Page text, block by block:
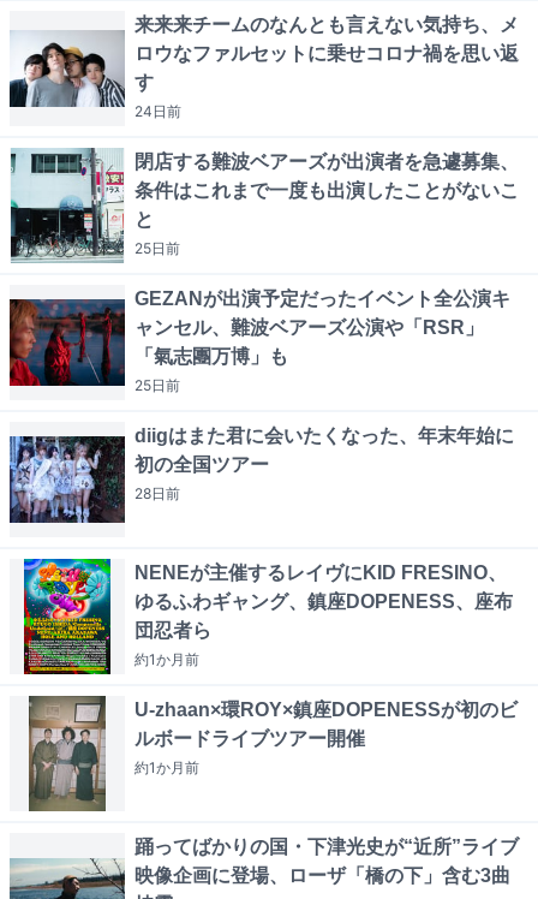
来来来チームのなんとも言えない気持ち、メ
ロウなファルセットに乗せコロナ禍を思い返
す
24日前
閉店する難波ベアーズが出演者を急遽募集、
条件はこれまで一度も出演したことがないこ
と
25日前
GEZANが出演予定だったイベント全公演キ
ャンセル、難波ベアーズ公演や「RSR」
「氣志團万博」も
25日前
diigはまた君に会いたくなった、年末年始に
初の全国ツアー
28日前
NENEが主催するレイヴにKID FRESINO、
ゆるふわギャング、鎮座DOPENESS、座布
団忍者ら
約1か月前
U-zhaan×環ROY×鎮座DOPENESSが初のビ
ルボードライブツアー開催
約1か月前
踊ってばかりの国・下津光史が“近所”ライブ
映像企画に登場、ローザ「橋の下」含む3曲